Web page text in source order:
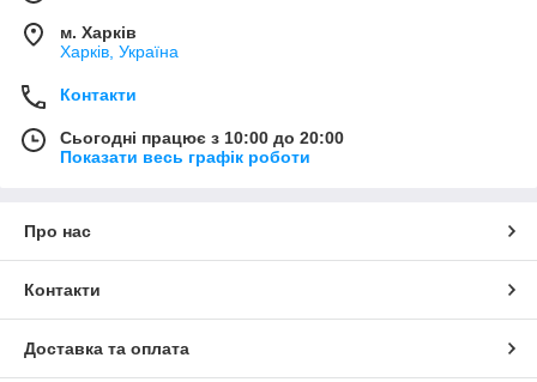
м. Харків
Харків, Україна
Контакти
Сьогодні працює з 10:00 до 20:00
Показати весь графік роботи
Про нас
Контакти
Доставка та оплата